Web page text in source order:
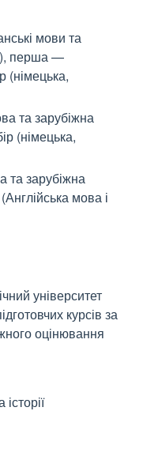
мови та
перша—
(німецька,
та зарубіжна
(німецька,
та зарубіжна
мова і
університет
курсів за
оцінювання